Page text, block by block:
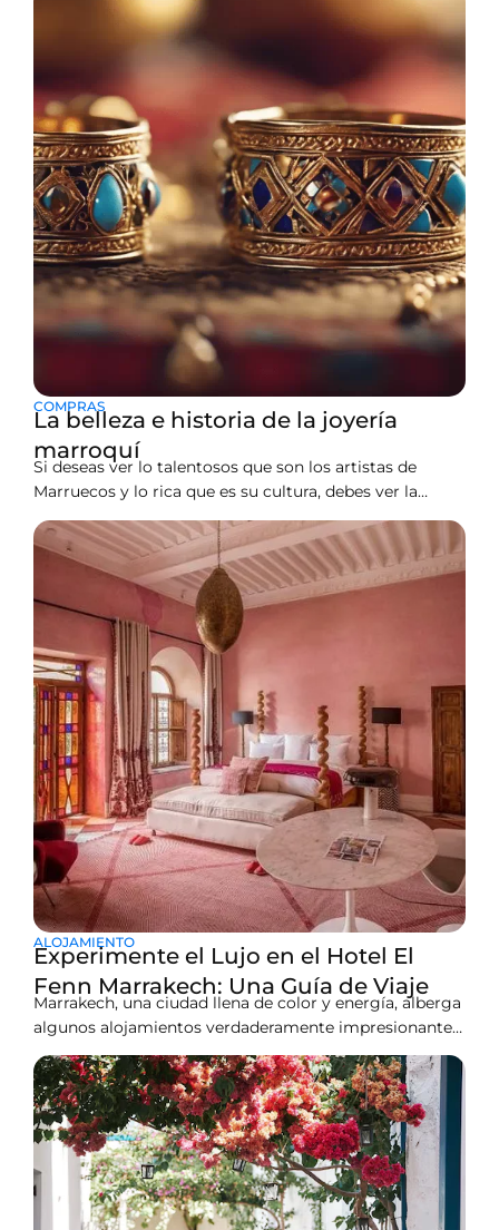
COMPRAS
La belleza e historia de la joyería
marroquí
Si deseas ver lo talentosos que son los artistas de
Marruecos y lo rica que es su cultura, debes ver la
joyería marroquí. Ofrece una gama única, desde
diseños atrevidos hasta intrincados y colores vibrantes.
Te proporcionará un vistazo a las tradiciones e historia
de Marruecos. El país tiene varios
ALOJAMIENTO
Experimente el Lujo en el Hotel El
Fenn Marrakech: Una Guía de Viaje
Marrakech, una ciudad llena de color y energía, alberga
algunos alojamientos verdaderamente impresionantes
—uno de los más encantadores es el El Fenn Hotel
Marrakech. No es solo un hotel; al entrar, te sentirás
inmerso en un mundo de arte, color y tranquilidad. Si
uno está planeando visitar Marrakech buscando algo
más